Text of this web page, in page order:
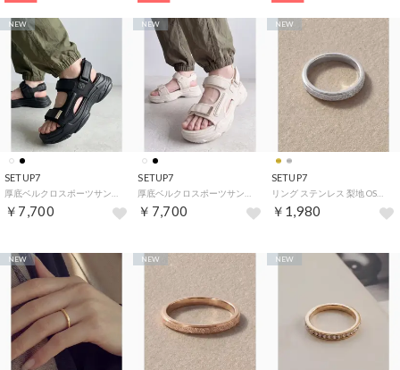
SETUP7
￥7,700
NEW
SETUP7
￥7,700
NEW
SETUP7
リング ステンレス 梨地 OSWY （シルバー）
￥1,980
NEW
NEW NEW NEW